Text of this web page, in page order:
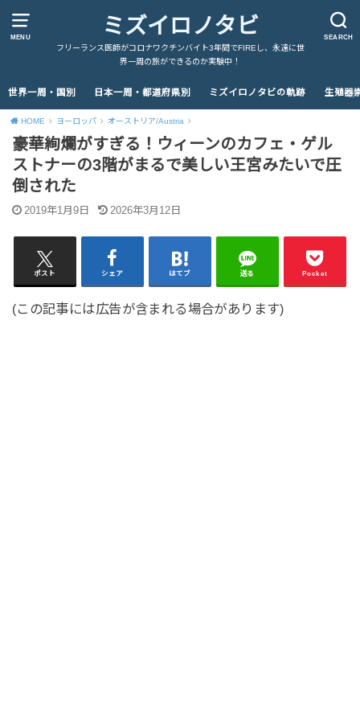
MENU SEARCH
ミズイロノタビ
フリーランス医師がコロナワクチンバイト3年間でFIREし、永遠に世
界一周の旅ができるのか実験中！
世界一周・国別 日本一周・都道府県別 ミズイロノタビの軌跡 生殖器
HOME ヨーロッパ オーストリア/Austria
豪華絢爛がすぎる！ウィーンのカフェ・ゲル
ストナーの3階がまるで美しい王宮みたいで圧
倒された
2019年1月9日 2026年3月12日
ポスト シェア はてブ 送る Pocket
(この記事には広告が含まれる場合があります)